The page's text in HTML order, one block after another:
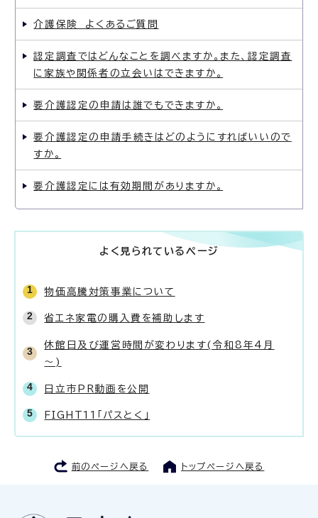
介護保険 よくあるご質問
認定調査ではどんなことを調べますか。また、認定調査
に家族や関係者の立会いはできますか。
要介護認定の申請は誰でもできますか。
要介護認定の申請手続きはどのようにすればいいので
すか。
要介護認定には有効期間がありますか。
よく見られているページ
物価高騰対策事業について
省エネ家電の購入費を補助します
休館日及び運営時間が変わります(令和8年4月
～)
日立市PR動画を公開
FIGHT11「パスとく」
前のページへ戻る トップページへ戻る